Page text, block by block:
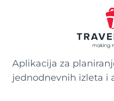
Aplikacija za
jednodnevnih izleta i